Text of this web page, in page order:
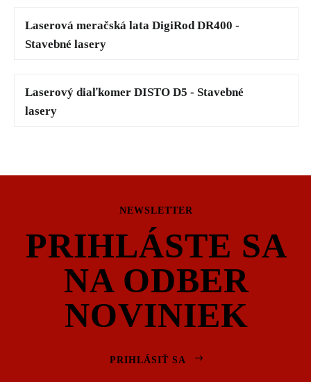
Laserová meračská lata DigiRod DR400 -
Stavebné lasery
Laserový diaľkomer DISTO D5 - Stavebné
lasery
NEWSLETTER
PRIHLÁSTE SA
NA ODBER
NOVINIEK
PRIHLÁSIŤ SA